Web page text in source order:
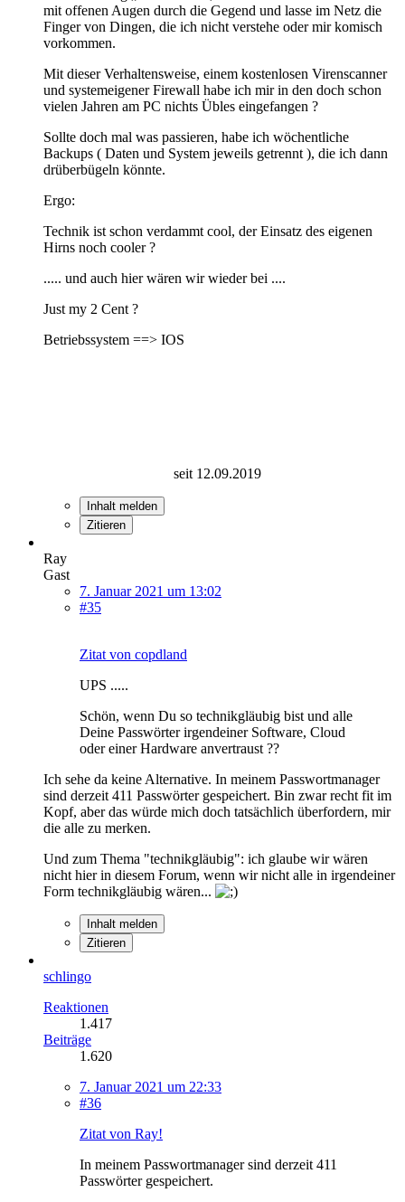
mit offenen Augen durch die Gegend und lasse im Netz die
Finger von Dingen, die ich nicht verstehe oder mir komisch
vorkommen.
Mit dieser Verhaltensweise, einem kostenlosen Virenscanner
und systemeigener Firewall habe ich mir in den doch schon
vielen Jahren am PC nichts Übles eingefangen ?
Sollte doch mal was passieren, habe ich wöchentliche
Backups ( Daten und System jeweils getrennt ), die ich dann
drüberbügeln könnte.
Ergo:
Technik ist schon verdammt cool, der Einsatz des eigenen
Hirns noch cooler ?
..... und auch hier wären wir wieder bei ....
Just my 2 Cent ?
Betriebssystem ==> IOS
seit 12.09.2019
Inhalt melden
Zitieren
Ray
Gast
7. Januar 2021 um 13:02
#35
Zitat von copdland
UPS .....
Schön, wenn Du so technikgläubig bist und alle
Deine Passwörter irgendeiner Software, Cloud
oder einer Hardware anvertraust ??
Ich sehe da keine Alternative. In meinem Passwortmanager
sind derzeit 411 Passwörter gespeichert. Bin zwar recht fit im
Kopf, aber das würde mich doch tatsächlich überfordern, mir
die alle zu merken.
Und zum Thema "technikgläubig": ich glaube wir wären
nicht hier in diesem Forum, wenn wir nicht alle in irgendeiner
Form technikgläubig wären...
Inhalt melden
Zitieren
schlingo
Reaktionen
1.417
Beiträge
1.620
7. Januar 2021 um 22:33
#36
Zitat von Ray!
In meinem Passwortmanager sind derzeit 411
Passwörter gespeichert.